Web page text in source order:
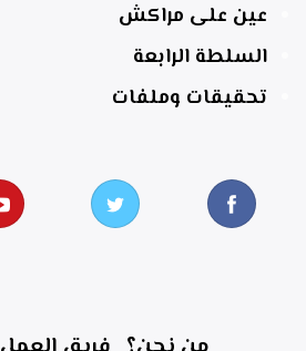
عين على مراكش
السلطة الرابعة
تحقيقات وملفات